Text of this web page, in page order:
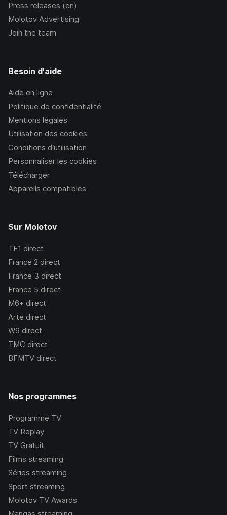
Press releases (en)
Molotov Advertising
Join the team
Besoin d'aide
Aide en ligne
Politique de confidentialité
Mentions légales
Utilisation des cookies
Conditions d’utilisation
Personnaliser les cookies
Télécharger
Appareils compatibles
Sur Molotov
TF1 direct
France 2 direct
France 3 direct
France 5 direct
M6+ direct
Arte direct
W9 direct
TMC direct
BFMTV direct
Nos programmes
Programme TV
TV Replay
TV Gratuit
Films streaming
Séries streaming
Sport streaming
Molotov TV Awards